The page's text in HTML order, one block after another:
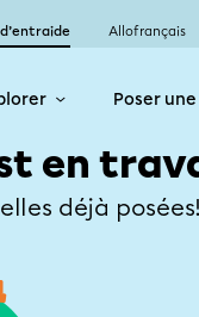
Allofrançais
Poser
en
déjà